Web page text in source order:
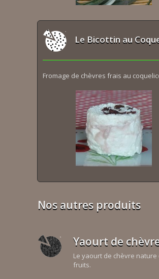
Le Bicottin au
Fromage de chèvres frais au
Nos autres produits
Yaourt de
Le yaourt de chèvre nature
fruits.